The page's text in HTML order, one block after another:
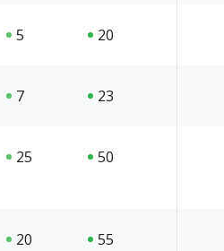
5 20
7 23
25 50
20 55